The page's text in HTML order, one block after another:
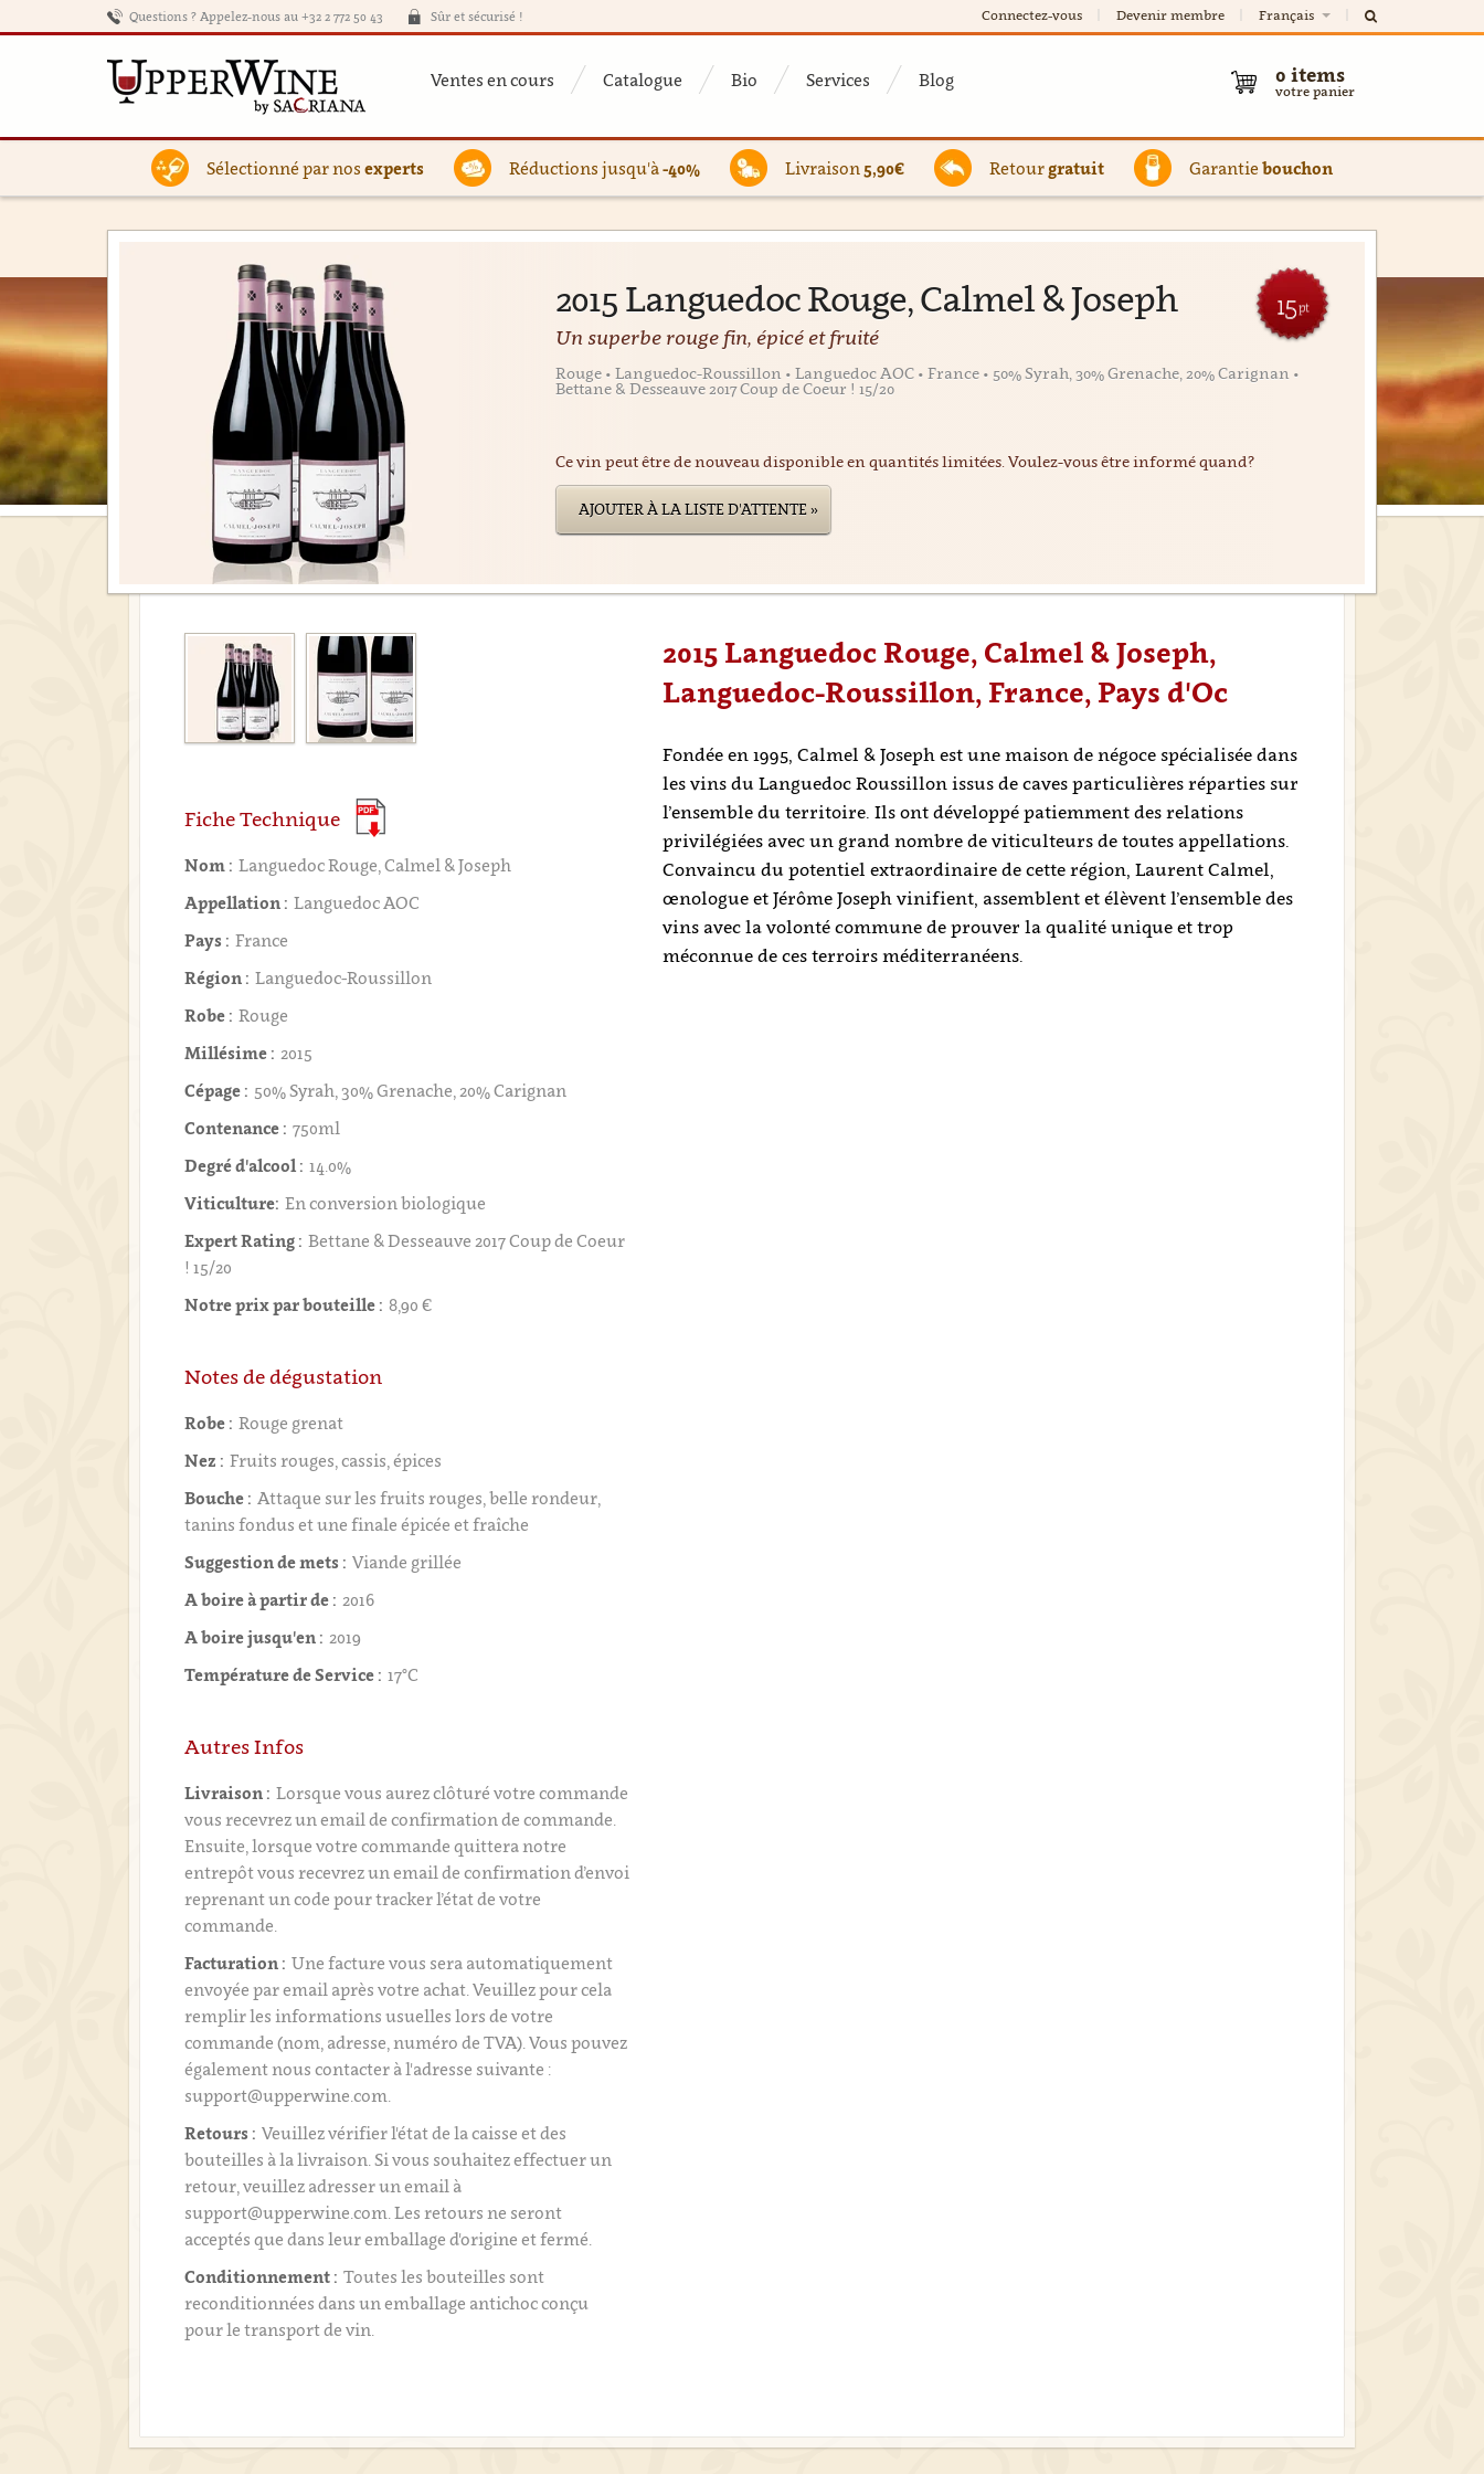
Questions ? Appelez-nous au +32 2 772 50 43 Sûr et sécurisé ! Connectez-vous Devenir membre Français
Ventes en cours Catalogue Bio Services Blog 0 items
votre panier
Sélectionné par nos experts Réductions jusqu'à-40% Livraison 5,90€ Retour gratuit Garantiebouchon
2015 Languedoc Rouge, Calmel & Joseph 15pt
Un superbe rouge fin, épicé et fruité
Rouge • Languedoc-Roussillon • Languedoc AOC • France • 50% Syrah, 30% Grenache, 20% Carignan •
Bettane & Desseauve 2017 Coup de Coeur ! 15/20
Ce vin peut être de nouveau disponible en quantités limitées. Voulez-vous être informé quand?
AJOUTER À LA LISTE D'ATTENTE »
2015 Languedoc Rouge, Calmel & Joseph,
Languedoc-Roussillon, France, Pays d'Oc
Fondée en 1995, Calmel & Joseph est une maison de négoce spécialisée dans
les vins du Languedoc Roussillon issus de caves particulières réparties sur
l’ensemble du territoire. Ils ont développé patiemment des relations
privilégiées avec un grand nombre de viticulteurs de toutes appellations.
Convaincu du potentiel extraordinaire de cette région, Laurent Calmel,
œnologue et Jérôme Joseph vinifient, assemblent et élèvent l’ensemble des
vins avec la volonté commune de prouver la qualité unique et trop
méconnue de ces terroirs méditerranéens.
Fiche Technique
Nom : Languedoc Rouge, Calmel & Joseph
Appellation : Languedoc AOC
Pays : France
Région : Languedoc-Roussillon
Robe : Rouge
Millésime : 2015
Cépage : 50% Syrah, 30% Grenache, 20% Carignan
Contenance : 750ml
Degré d'alcool : 14.0%
Viticulture: En conversion biologique
Expert Rating : Bettane & Desseauve 2017 Coup de Coeur
! 15/20
Notre prix par bouteille : 8,90 €
Notes de dégustation
Robe : Rouge grenat
Nez : Fruits rouges, cassis, épices
Bouche : Attaque sur les fruits rouges, belle rondeur,
tanins fondus et une finale épicée et fraîche
Suggestion de mets : Viande grillée
A boire à partir de : 2016
A boire jusqu'en : 2019
Température de Service : 17°C
Autres Infos
Livraison : Lorsque vous aurez clôturé votre commande
vous recevrez un email de confirmation de commande.
Ensuite, lorsque votre commande quittera notre
entrepôt vous recevrez un email de confirmation d’envoi
reprenant un code pour tracker l’état de votre
commande.
Facturation : Une facture vous sera automatiquement
envoyée par email après votre achat. Veuillez pour cela
remplir les informations usuelles lors de votre
commande (nom, adresse, numéro de TVA). Vous pouvez
également nous contacter à l'adresse suivante :
support@upperwine.com.
Retours : Veuillez vérifier l'état de la caisse et des
bouteilles à la livraison. Si vous souhaitez effectuer un
retour, veuillez adresser un email à
support@upperwine.com. Les retours ne seront
acceptés que dans leur emballage d'origine et fermé.
Conditionnement : Toutes les bouteilles sont
reconditionnées dans un emballage antichoc conçu
pour le transport de vin.